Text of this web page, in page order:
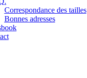
Correspondance des tailles
Bonnes adresses